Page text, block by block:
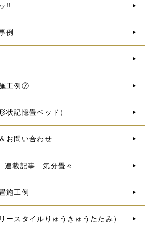
!!
例
工例⑦
状記憶畳ベッド）
お問い合わせ
載記事 気分畳々
施工例
ースタイルりゅうきゅうたたみ）